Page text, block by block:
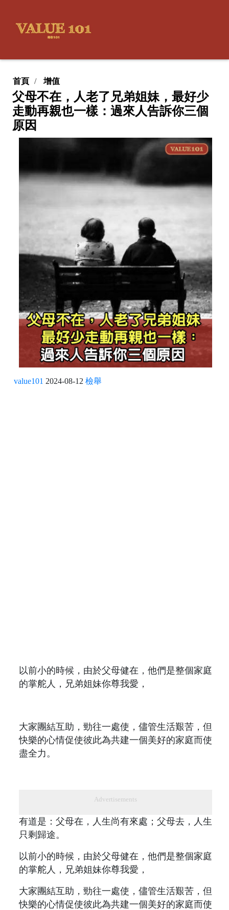
首頁 增值
父母不在，人老了兄弟姐妹，最好少
走動再親也一樣：過來人告訴你三個
原因
value101 2024-08-12 檢舉
以前小的時候，由於父母健在，他們是整個家庭
的掌舵人，兄弟姐妹你尊我愛，
大家團結互助，勁往一處使，儘管生活艱苦，但
快樂的心情促使彼此為共建一個美好的家庭而使
盡全力。
Advertisements
有道是：父母在，人生尚有來處；父母去，人生
只剩歸途。
以前小的時候，由於父母健在，他們是整個家庭
的掌舵人，兄弟姐妹你尊我愛，
大家團結互助，勁往一處使，儘管生活艱苦，但
快樂的心情促使彼此為共建一個美好的家庭而使